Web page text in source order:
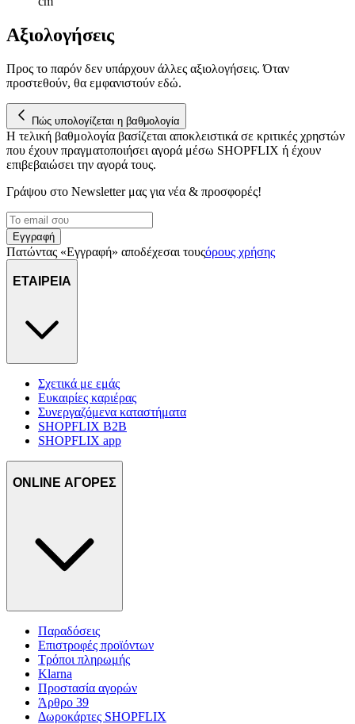
Αξιολογήσεις
Προς το παρόν δεν υπάρχουν άλλες αξιολογήσεις. Όταν
προστεθούν, θα εμφανιστούν εδώ.
Πώς υπολογίζεται η βαθμολογία
Η τελική βαθμολογία βασίζεται αποκλειστικά σε κριτικές χρηστών
που έχουν πραγματοποιήσει αγορά μέσω SHOPFLIX ή έχουν
επιβεβαιώσει την αγορά τους.
Γράψου στο Νewsletter μας για νέα & προσφορές!
Εγγραφή
Πατώντας «Εγγραφή» αποδέχεσαι τουςόρους χρήσης
ΕΤΑΙΡΕΙΑ
Σχετικά με εμάς
Ευκαιρίες καριέρας
Συνεργαζόμενα καταστήματα
SHOPFLIX B2B
SHOPFLIX app
ONLINE ΑΓΟΡΕΣ
Παραδόσεις
Επιστροφές προϊόντων
Τρόποι πληρωμής
Klarna
Προστασία αγορών
Άρθρο 39
Δωροκάρτες SHOPFLIX